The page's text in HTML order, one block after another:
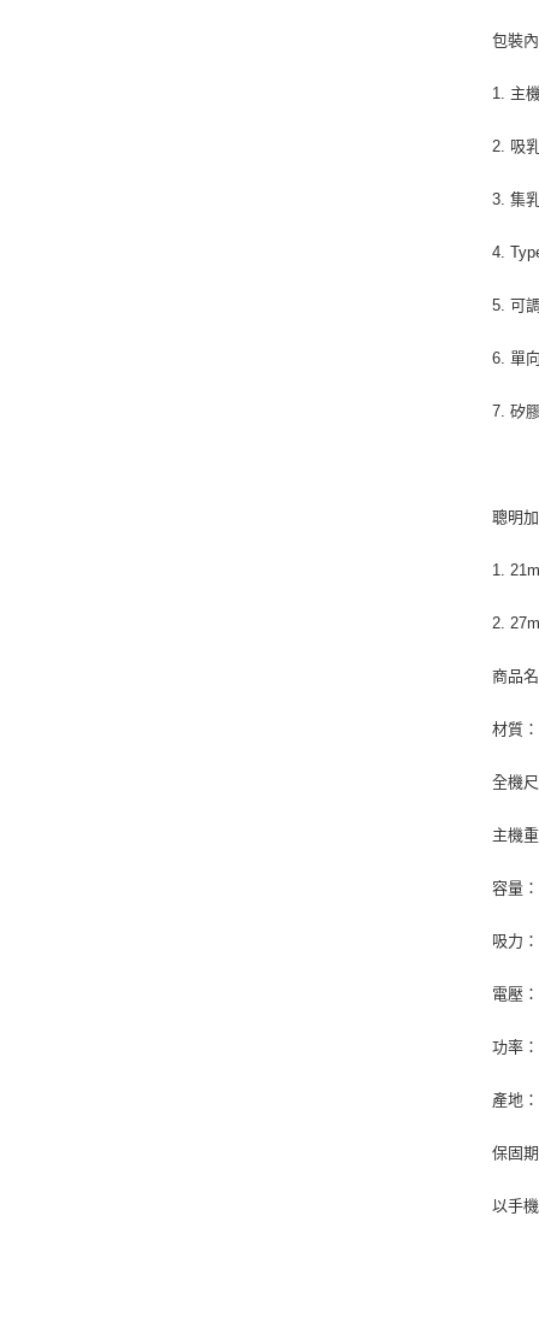
包裝
1. 主
2. 吸
3. 集
4.
5. 可
6. 單
7. 矽
聰明加
1.
2.
商品
材質
全機
主機
容量
吸力
電壓
功率
產地
保固
以手